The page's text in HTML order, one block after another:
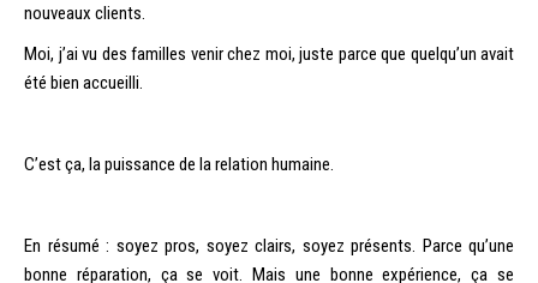
nouveaux clients.
Moi, j’ai vu des familles venir chez moi, juste parce que quelqu’un avait
été bien accueilli.
C’est ça, la puissance de la relation humaine.
En résumé : soyez pros, soyez clairs, soyez présents. Parce qu’une
bonne réparation, ça se voit. Mais une bonne expérience, ça se